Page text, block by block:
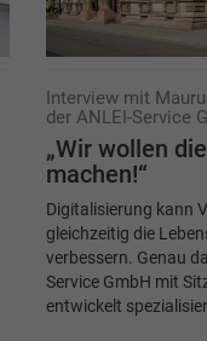
Interview mit
der ANLEI-Service
„Wir wollen
machen!“
Digitalisierung kann
gleichzeitig die
verbessern. Genau
Service GmbH mit
entwickelt